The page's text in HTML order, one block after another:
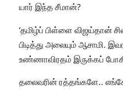
யார் இந்த சீமான்?
‘தமிழ்ப் பிள்ளை விஜய்தான்
பிடித்து அலையும் ஆசாமி.
உண்ணாவிரதம் இருக்கப்
தலைவரின் ரத்தங்களே..